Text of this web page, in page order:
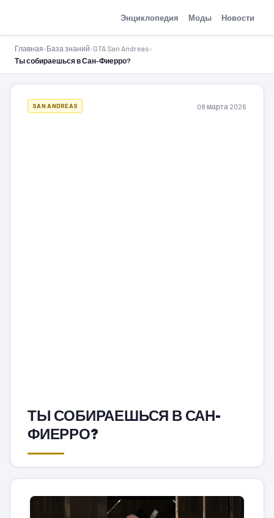
Энциклопедия Моды Новости
Главная›База знаний›GTA San Andreas›
Ты собираешься в Сан-Фиерро?
SAN ANDREAS 08 марта 2026
ТЫ СОБИРАЕШЬСЯ В САН-
ФИЕРРО?